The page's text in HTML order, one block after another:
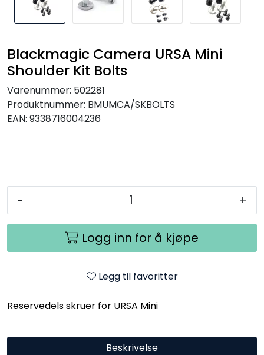
Blackmagic Camera URSA Mini
Shoulder Kit Bolts
Varenummer: 502281
Produktnummer: BMUMCA/SKBOLTS
EAN: 9338716004236
- +
Logg inn for å kjøpe
Legg til favoritter
Reservedels skruer for URSA Mini
Beskrivelse